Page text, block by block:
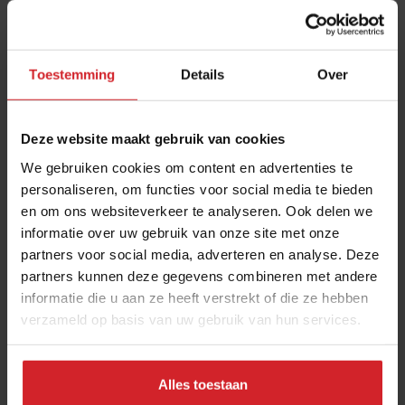
Toestemming Details Over
Deze website maakt gebruik van cookies
We gebruiken cookies om content en advertenties te
personaliseren, om functies voor social media te bieden
en om ons websiteverkeer te analyseren. Ook delen we
informatie over uw gebruik van onze site met onze
partners voor social media, adverteren en analyse. Deze
partners kunnen deze gegevens combineren met andere
informatie die u aan ze heeft verstrekt of die ze hebben
verzameld op basis van uw gebruik van hun services.
Alles toestaan
Meld je gratis aan voor het Food Inspiration
THANKS
Ja, ik wil graag eens per maand het digitale magazine
met de laatste trends, culinaire inspiratie, interviews,
Verzend
Veel gelezen artikelen
dampende noedelsoep
3 augustus 2026| 3 min